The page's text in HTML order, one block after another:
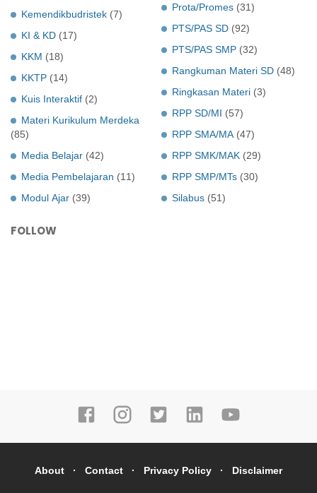
Kemendikbudristek (7)
KI & KD (17)
KKM (18)
KKTP (14)
Kuis Interaktif (2)
Materi Kurikulum Merdeka
(85)
Media Belajar (42)
Media Pembelajaran (11)
Modul Ajar (39)
Prota/Promes (31)
PTS/PAS SD (92)
PTS/PAS SMP (32)
Rangkuman Materi SD (48)
Ringkasan Materi (3)
RPP SD/MI (57)
RPP SMA/MA (47)
RPP SMK/MAK (29)
RPP SMP/MTs (30)
Silabus (51)
FOLLOW
About Contact Privacy Policy Disclaimer